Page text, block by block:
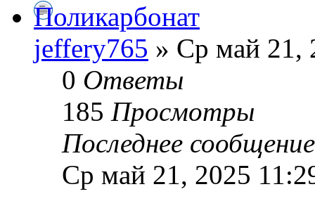
Поликарбонат
jeffery765 » Ср май 21,
0 Ответы
185 Просмотры
Последнее
Ср май 21, 2025